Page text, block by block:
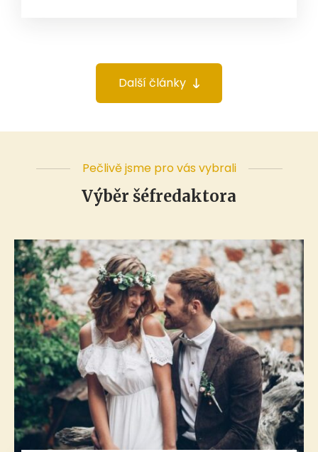
Další články
Pečlivě jsme pro vás vybrali
Výběr šéfredaktora